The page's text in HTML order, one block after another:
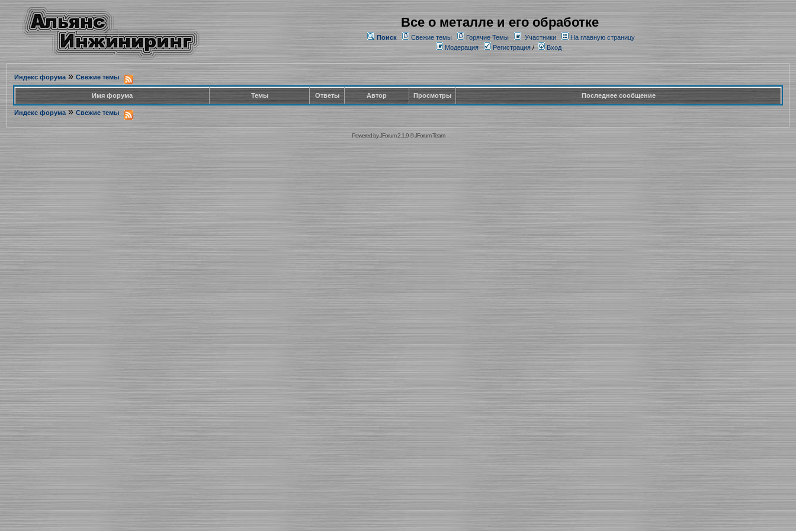
Все о металле и его обработке
Поиск Свежие темы Горячие Темы Участники
На главную страницу
Модерация
Регистрация/ Вход
Индекс форума» Свежие темы
Имя форума Темы Ответы Автор Просмотры Последнее сообщение
Индекс форума » Свежие темы
Powered byJForum 2.1.9©JForum Team